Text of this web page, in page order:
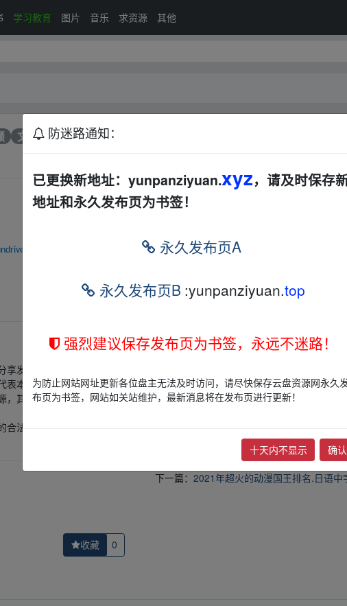
学习教育 图片 音乐 求资源 其他
文档 其他
s/ATBYcj3DisQ ‥fr﹏om w﹏ww.y_un▪pan zi‥yu‥an.xy▪z
发布的网盘链接介绍展示帖子，
表本网站立场，作者文责自负。
其版权归版权方所有！其实际管理权为帖子发布者所有，本站无法操作相关资
合法版权，请点击
下一篇： 2021年超火的动漫国王排名.日语中
收藏 0
防迷路通知：
已更换新地址：yunpanziyuan.xyz，请及时保存
地址和永久发布页为书签！
永久发布页A
永久发布页B :yunpanziyuan.top
强烈建议保存发布页为书签，永远不迷路！
为防止网站网址更新各位盘主无法及时访问，请尽快保存云盘资源网永久
布页为书签，网站如关站维护，最新消息将在发布页进行更新！
十天内不显示 确认